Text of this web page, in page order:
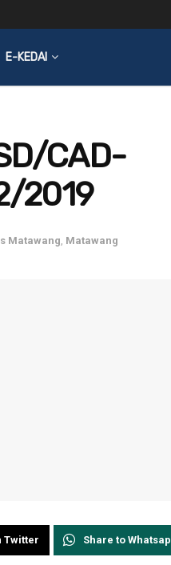
E-KEDAI
CAD-
2019
Matawang Matawang
Twitter Share to